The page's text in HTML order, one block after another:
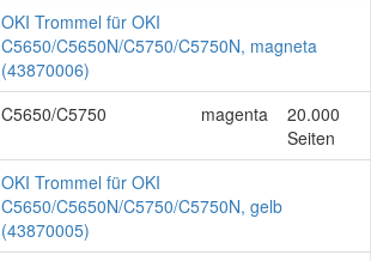
OKI Trommel für OKI
C5650/C5650N/C5750/C5750N, magneta
(43870006)
C5650/C5750
magenta
20.000
Seiten
OKI Trommel für OKI
C5650/C5650N/C5750/C5750N, gelb
(43870005)